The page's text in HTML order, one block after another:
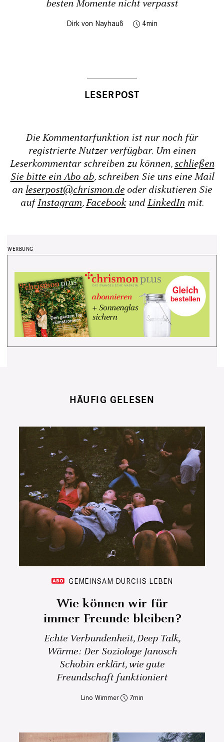
besten Momente nicht verpasst
Dirk von Nayhauß 4
Die Kommentarfunktion ist nur noch für
registrierte Nutzer verfügbar. Um einen
Leserkommentar schreiben zu können,schließen
Sie bitte ein Abo ab, schreiben Sie uns eine Mail
an leserpost@chrismon.de oder diskutieren Sie
aufInstagram,FacebookundLinkedInmit.
HÄUFIG GELESEN
GEMEINSAM DURCHS LEBEN
Wie können wir für
immer Freunde bleiben?
Echte Verbundenheit, Deep Talk,
Wärme: Der Soziologe Janosch
Schobin erklärt, wie gute
Freundschaft funktioniert
Lino Wimmer 7